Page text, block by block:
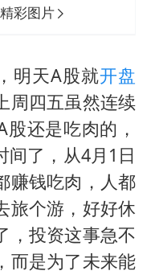
彩图片
明天A股就开盘
周四五虽然连续
还是吃肉的，
间了，从4月1日
赚钱吃肉，人都
旅个游，好好休
，投资这事急不
而是为了未来能